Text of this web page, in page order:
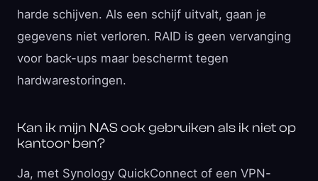
harde schijven. Als een schijf uitvalt, gaan je
gegevens niet verloren. RAID is geen vervanging
voor back-ups maar beschermt tegen
hardwarestoringen.
Kan ik mijn NAS ook gebruiken als ik niet op
kantoor ben?
Ja, met Synology QuickConnect of een VPN-